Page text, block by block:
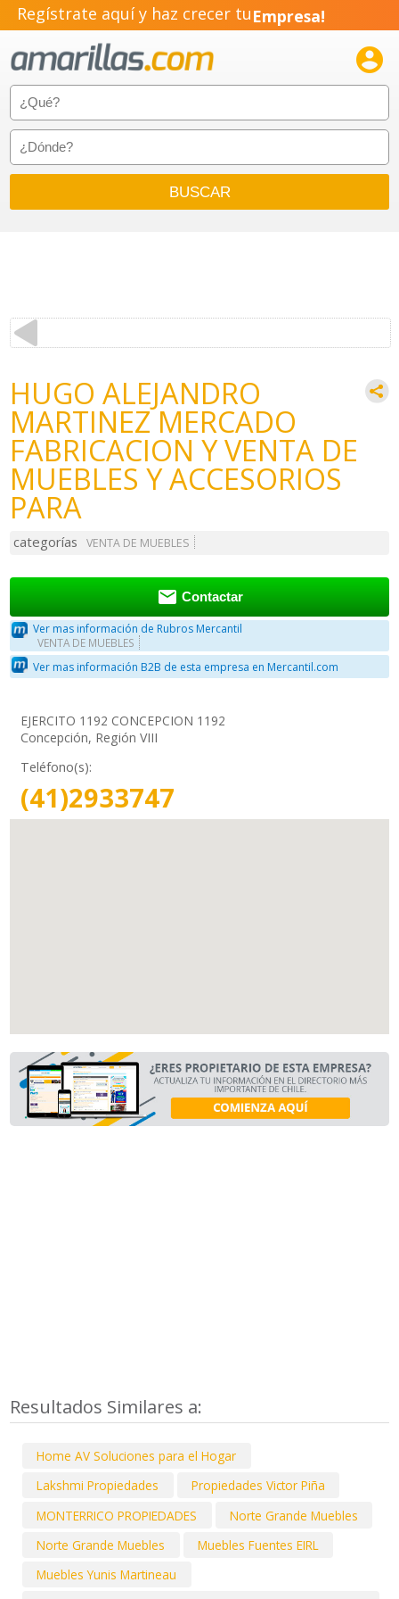
Regístrate aquí y haz crecer tuEmpresa!

HUGO ALEJANDRO
MARTINEZ MERCADO
FABRICACION Y VENTA DE
MUEBLES Y ACCESORIOS
PARA
categorías VENTA DE MUEBLES
 Contactar
Ver mas información de Rubros Mercantil
VENTA DE MUEBLES
Ver mas información B2B de esta empresa en Mercantil.com
EJERCITO 1192 CONCEPCION 1192
Concepción, Región VIII
Teléfono(s):
(41)2933747
Resultados Similares a:
Home AV Soluciones para el Hogar
Lakshmi Propiedades
Propiedades Victor Piña
MONTERRICO PROPIEDADES
Norte Grande Muebles
Norte Grande Muebles
Muebles Fuentes EIRL
Muebles Yunis Martineau